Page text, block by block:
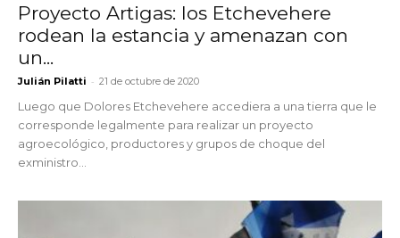
Proyecto Artigas: los Etchevehere
rodean la estancia y amenazan con
un...
Julián Pilatti - 21 de octubre de 2020
Luego que Dolores Etchevehere accediera a una tierra que le
corresponde legalmente para realizar un proyecto
agroecológico, productores y grupos de choque del
exministro...